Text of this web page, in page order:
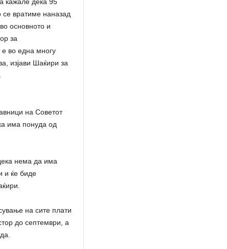
вратиме наназад
основното и
за
е во една многу
изјави Шаќири за
на Советот
има понуда од
нема да има
и ќе биде
на сите плати
до септември, а